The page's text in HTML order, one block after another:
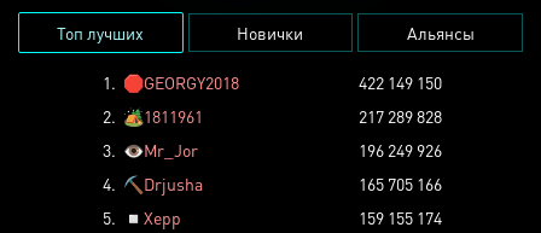
Топ лучших Новички Альянсы
1. 🛑GEORGY2018
422 149 150
2. 🏕️1811961
217 289 828
3. 👁️Mr_Jor
196 249 926
4. ⛏️ Drjusha
165 705 166
5.
◽ Xepp
159 155 174